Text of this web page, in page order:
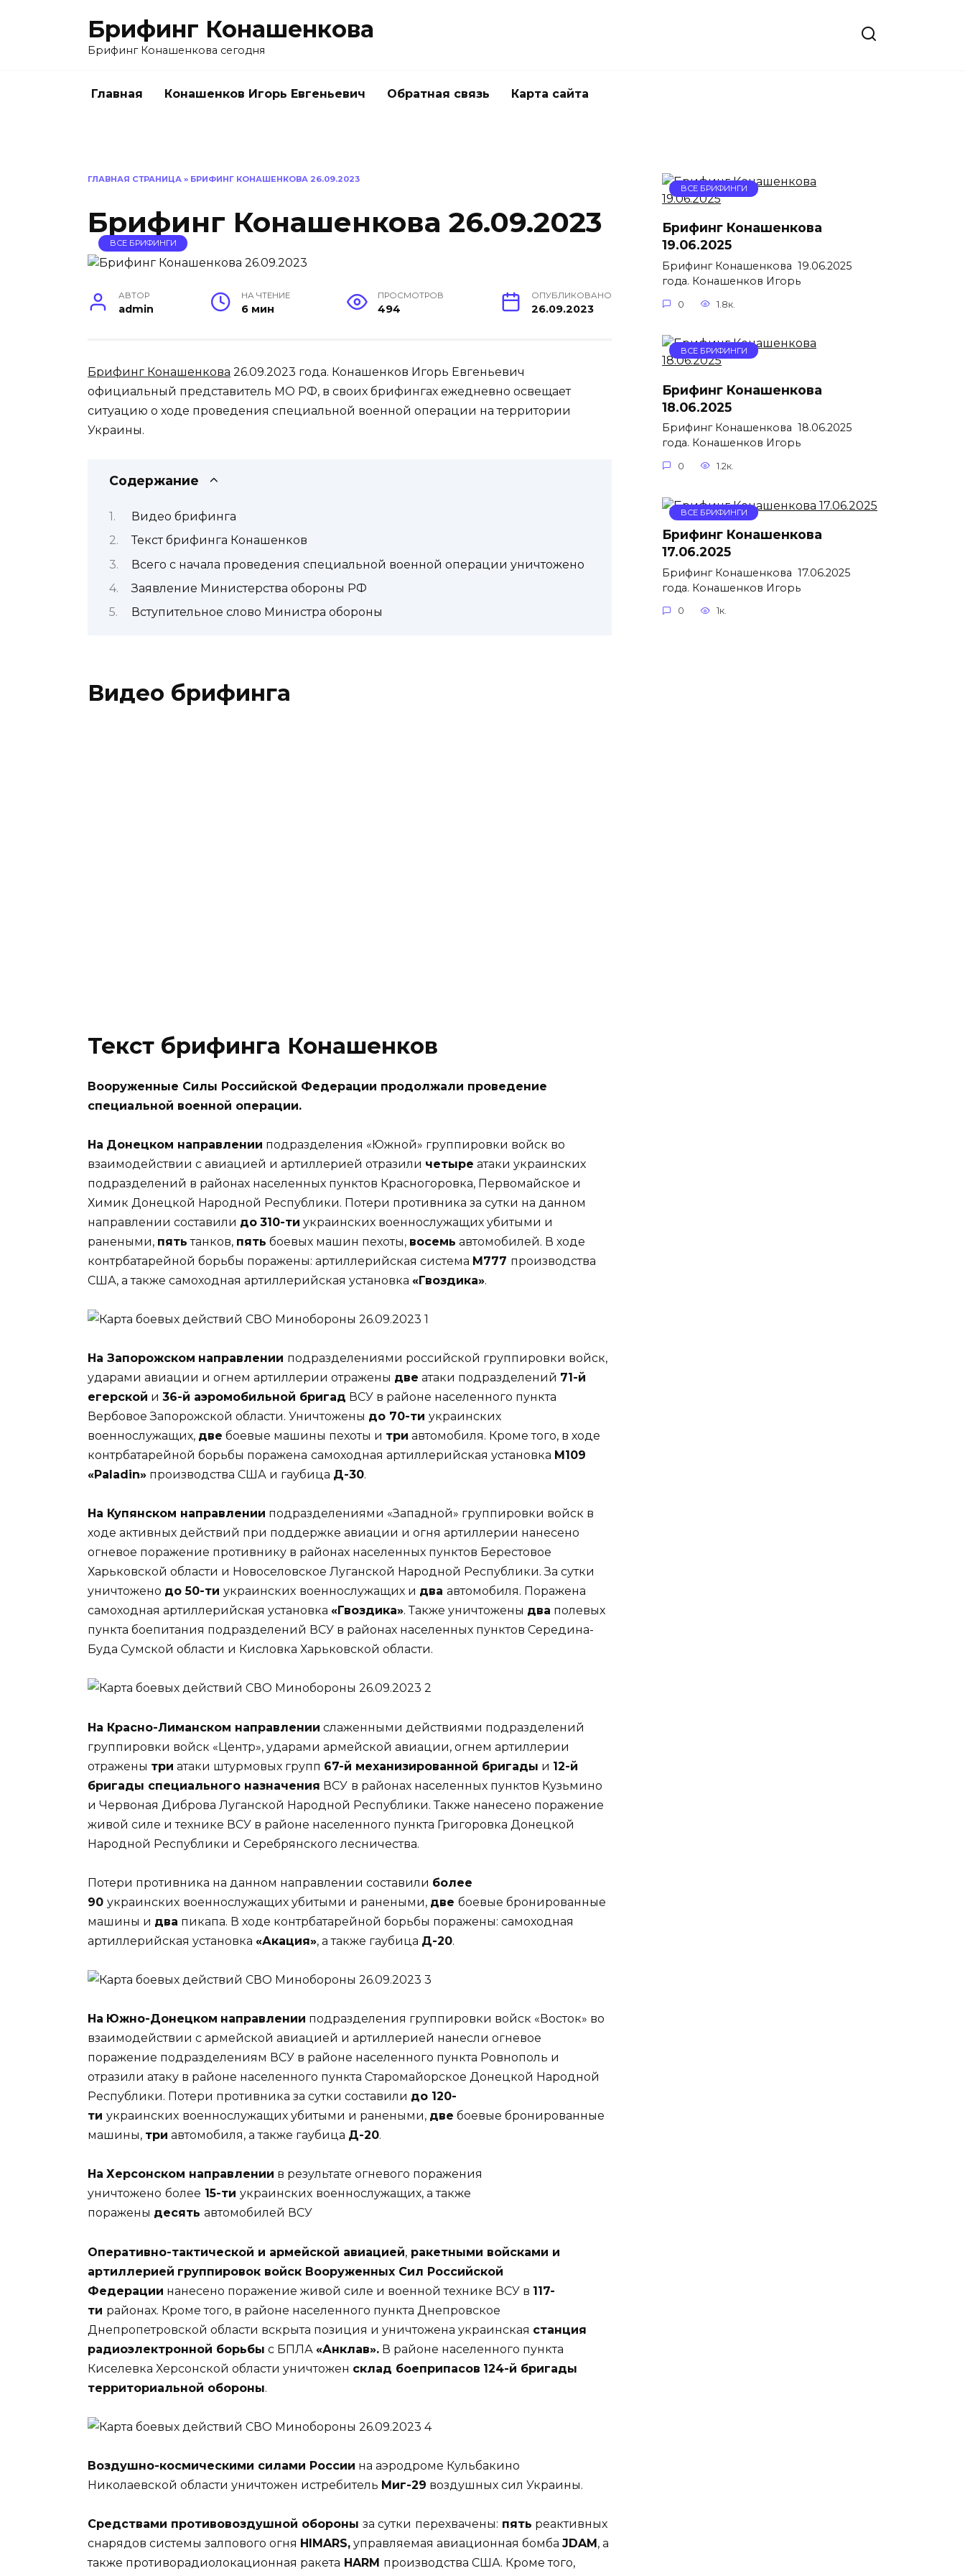
Брифинг Конашенкова
Брифинг Конашенкова сегодня
Главная Конашенков Игорь Евгеньевич Обратная связь Карта сайта
ГЛАВНАЯ СТРАНИЦА » БРИФИНГ КОНАШЕНКОВА 26.09.2023
Брифинг Конашенкова 26.09.2023
ВСЕ БРИФИНГИ
АВТОР
admin
НА ЧТЕНИЕ
6 мин
ПРОСМОТРОВ
494
ОПУБЛИКОВАНО
26.09.2023
Брифинг Конашенкова 26.09.2023 года. Конашенков Игорь Евгеньевич
официальный представитель МО РФ, в своих брифингах ежедневно освещает
ситуацию о ходе проведения специальной военной операции на территории
Украины.
Содержание
Видео брифинга
Текст брифинга Конашенков
Всего с начала проведения специальной военной операции уничтожено
Заявление Министерства обороны РФ
Вступительное слово Министра обороны
Видео брифинга
Текст брифинга Конашенков
Вооруженные Силы Российской Федерации продолжали проведение
специальной военной операции.
На Донецком направлении подразделения «Южной» группировки войск во
взаимодействии с авиацией и артиллерией отразили четыре атаки украинских
подразделений в районах населенных пунктов Красногоровка, Первомайское и
Химик Донецкой Народной Республики. Потери противника за сутки на данном
направлении составили до 310-ти украинских военнослужащих убитыми и
ранеными, пять танков, пять боевых машин пехоты, восемь автомобилей. В ходе
контрбатарейной борьбы поражены: артиллерийская система М777 производства
США, а также самоходная артиллерийская установка «Гвоздика».
На Запорожском направлении подразделениями российской группировки войск,
ударами авиации и огнем артиллерии отражены две атаки подразделений 71-й
егерской и 36-й аэромобильной бригад ВСУ в районе населенного пункта
Вербовое Запорожской области. Уничтожены до 70-ти украинских
военнослужащих, две боевые машины пехоты и три автомобиля. Кроме того, в ходе
контрбатарейной борьбы поражена самоходная артиллерийская установка М109
«Paladin» производства США и гаубица Д-30.
На Купянском направлении подразделениями «Западной» группировки войск в
ходе активных действий при поддержке авиации и огня артиллерии нанесено
огневое поражение противнику в районах населенных пунктов Берестовое
Харьковской области и Новоселовское Луганской Народной Республики. За сутки
уничтожено до 50-ти украинских военнослужащих и два автомобиля. Поражена
самоходная артиллерийская установка «Гвоздика». Также уничтожены два полевых
пункта боепитания подразделений ВСУ в районах населенных пунктов Середина-
Буда Сумской области и Кисловка Харьковской области.
На Красно-Лиманском направлении слаженными действиями подразделений
группировки войск «Центр», ударами армейской авиации, огнем артиллерии
отражены три атаки штурмовых групп 67-й механизированной бригады и 12-й
бригады специального назначения ВСУ в районах населенных пунктов Кузьмино
и Червоная Диброва Луганской Народной Республики. Также нанесено поражение
живой силе и технике ВСУ в районе населенного пункта Григоровка Донецкой
Народной Республики и Серебрянского лесничества.
Потери противника на данном направлении составили более
90 украинских военнослужащих убитыми и ранеными, две боевые бронированные
машины и два пикапа. В ходе контрбатарейной борьбы поражены: самоходная
артиллерийская установка «Акация», а также гаубица Д-20.
На Южно-Донецком направлении подразделения группировки войск «Восток» во
взаимодействии с армейской авиацией и артиллерией нанесли огневое
поражение подразделениям ВСУ в районе населенного пункта Ровнополь и
отразили атаку в районе населенного пункта Старомайорское Донецкой Народной
Республики. Потери противника за сутки составили до 120-
ти украинских военнослужащих убитыми и ранеными, две боевые бронированные
машины, три автомобиля, а также гаубица Д-20.
На Херсонском направлении в результате огневого поражения
уничтожено более 15-ти украинских военнослужащих, а также
поражены десять автомобилей ВСУ
Оперативно-тактической и армейской авиацией, ракетными войсками и
артиллерией группировок войск Вооруженных Сил Российской
Федерации нанесено поражение живой силе и военной технике ВСУ в 117-
ти районах. Кроме того, в районе населенного пункта Днепровское
Днепропетровской области вскрыта позиция и уничтожена украинская станция
радиоэлектронной борьбы с БПЛА «Анклав». В районе населенного пункта
Киселевка Херсонской области уничтожен склад боеприпасов 124-й бригады
территориальной обороны.
Воздушно-космическими силами России на аэродроме Кульбакино
Николаевской области уничтожен истребитель Миг-29 воздушных сил Украины.
Средствами противовоздушной обороны за сутки перехвачены: пять реактивных
снарядов системы залпового огня HIMARS, управляемая авиационная бомба JDAM, а
также противорадиолокационная ракета HARM производства США. Кроме того,
ВСЕ БРИФИНГИ
Брифинг Конашенкова
19.06.2025
Брифинг Конашенкова 19.06.2025
года. Конашенков Игорь
0 1.8к.
ВСЕ БРИФИНГИ
Брифинг Конашенкова
18.06.2025
Брифинг Конашенкова 18.06.2025
года. Конашенков Игорь
0 1.2к.
ВСЕ БРИФИНГИ
Брифинг Конашенкова
17.06.2025
Брифинг Конашенкова 17.06.2025
года. Конашенков Игорь
0 1к.